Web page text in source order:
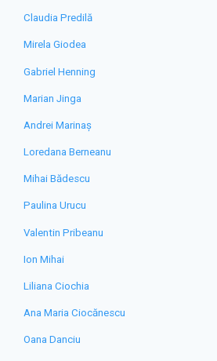
Claudia Predilă
Mirela Giodea
Gabriel Henning
Marian Jinga
Andrei Marinaș
Loredana Berneanu
Mihai Bădescu
Paulina Urucu
Valentin Pribeanu
Ion Mihai
Liliana Ciochia
Ana Maria Ciocănescu
Oana Danciu